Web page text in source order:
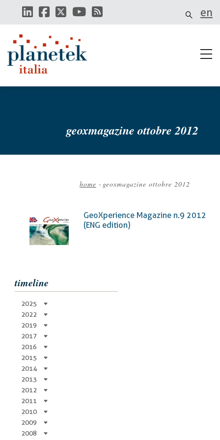
contenuto
en
geoxmagazine ottobre 2012
pane
home - geoxmagazine ottobre 2012
GeoXperience Magazine n.9 2012
(ENG edition)
timeline
2025
2022
2019
2017
2016
2015
2014
2013
2012
2011
2010
2009
2008